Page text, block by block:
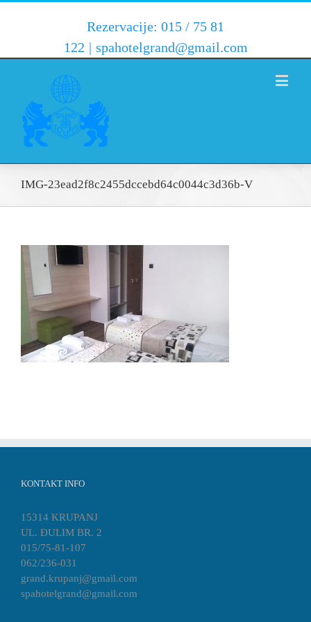
Rezervacije: 015 / 75 81
122 | spahotelgrand@gmail.com
IMG-23ead2f8c2455dccebd64c0044c3d36b-V
KONTAKT INFO
15314 KRUPANJ
UL. ĐULIM BR. 2
015/75-81-107
062/236-031
grand.krupanj@gmail.com
spahotelgrand@gmail.com